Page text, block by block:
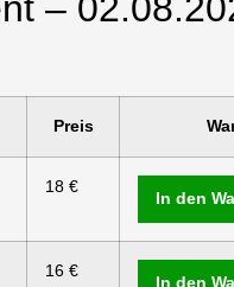
Preis
18 €
In den
16 €
In den